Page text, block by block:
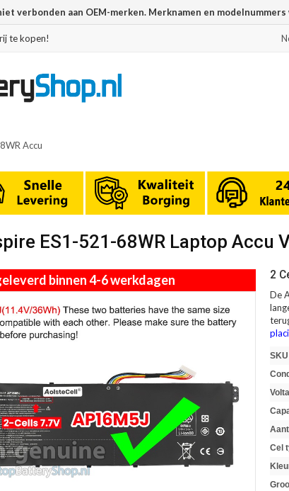
verbonden aan OEM-merken. Merknamen en
te kopen!
Accu
ES1-521-68WR Laptop Accu
binnen 4-6 werkdagen 2
De
Cel